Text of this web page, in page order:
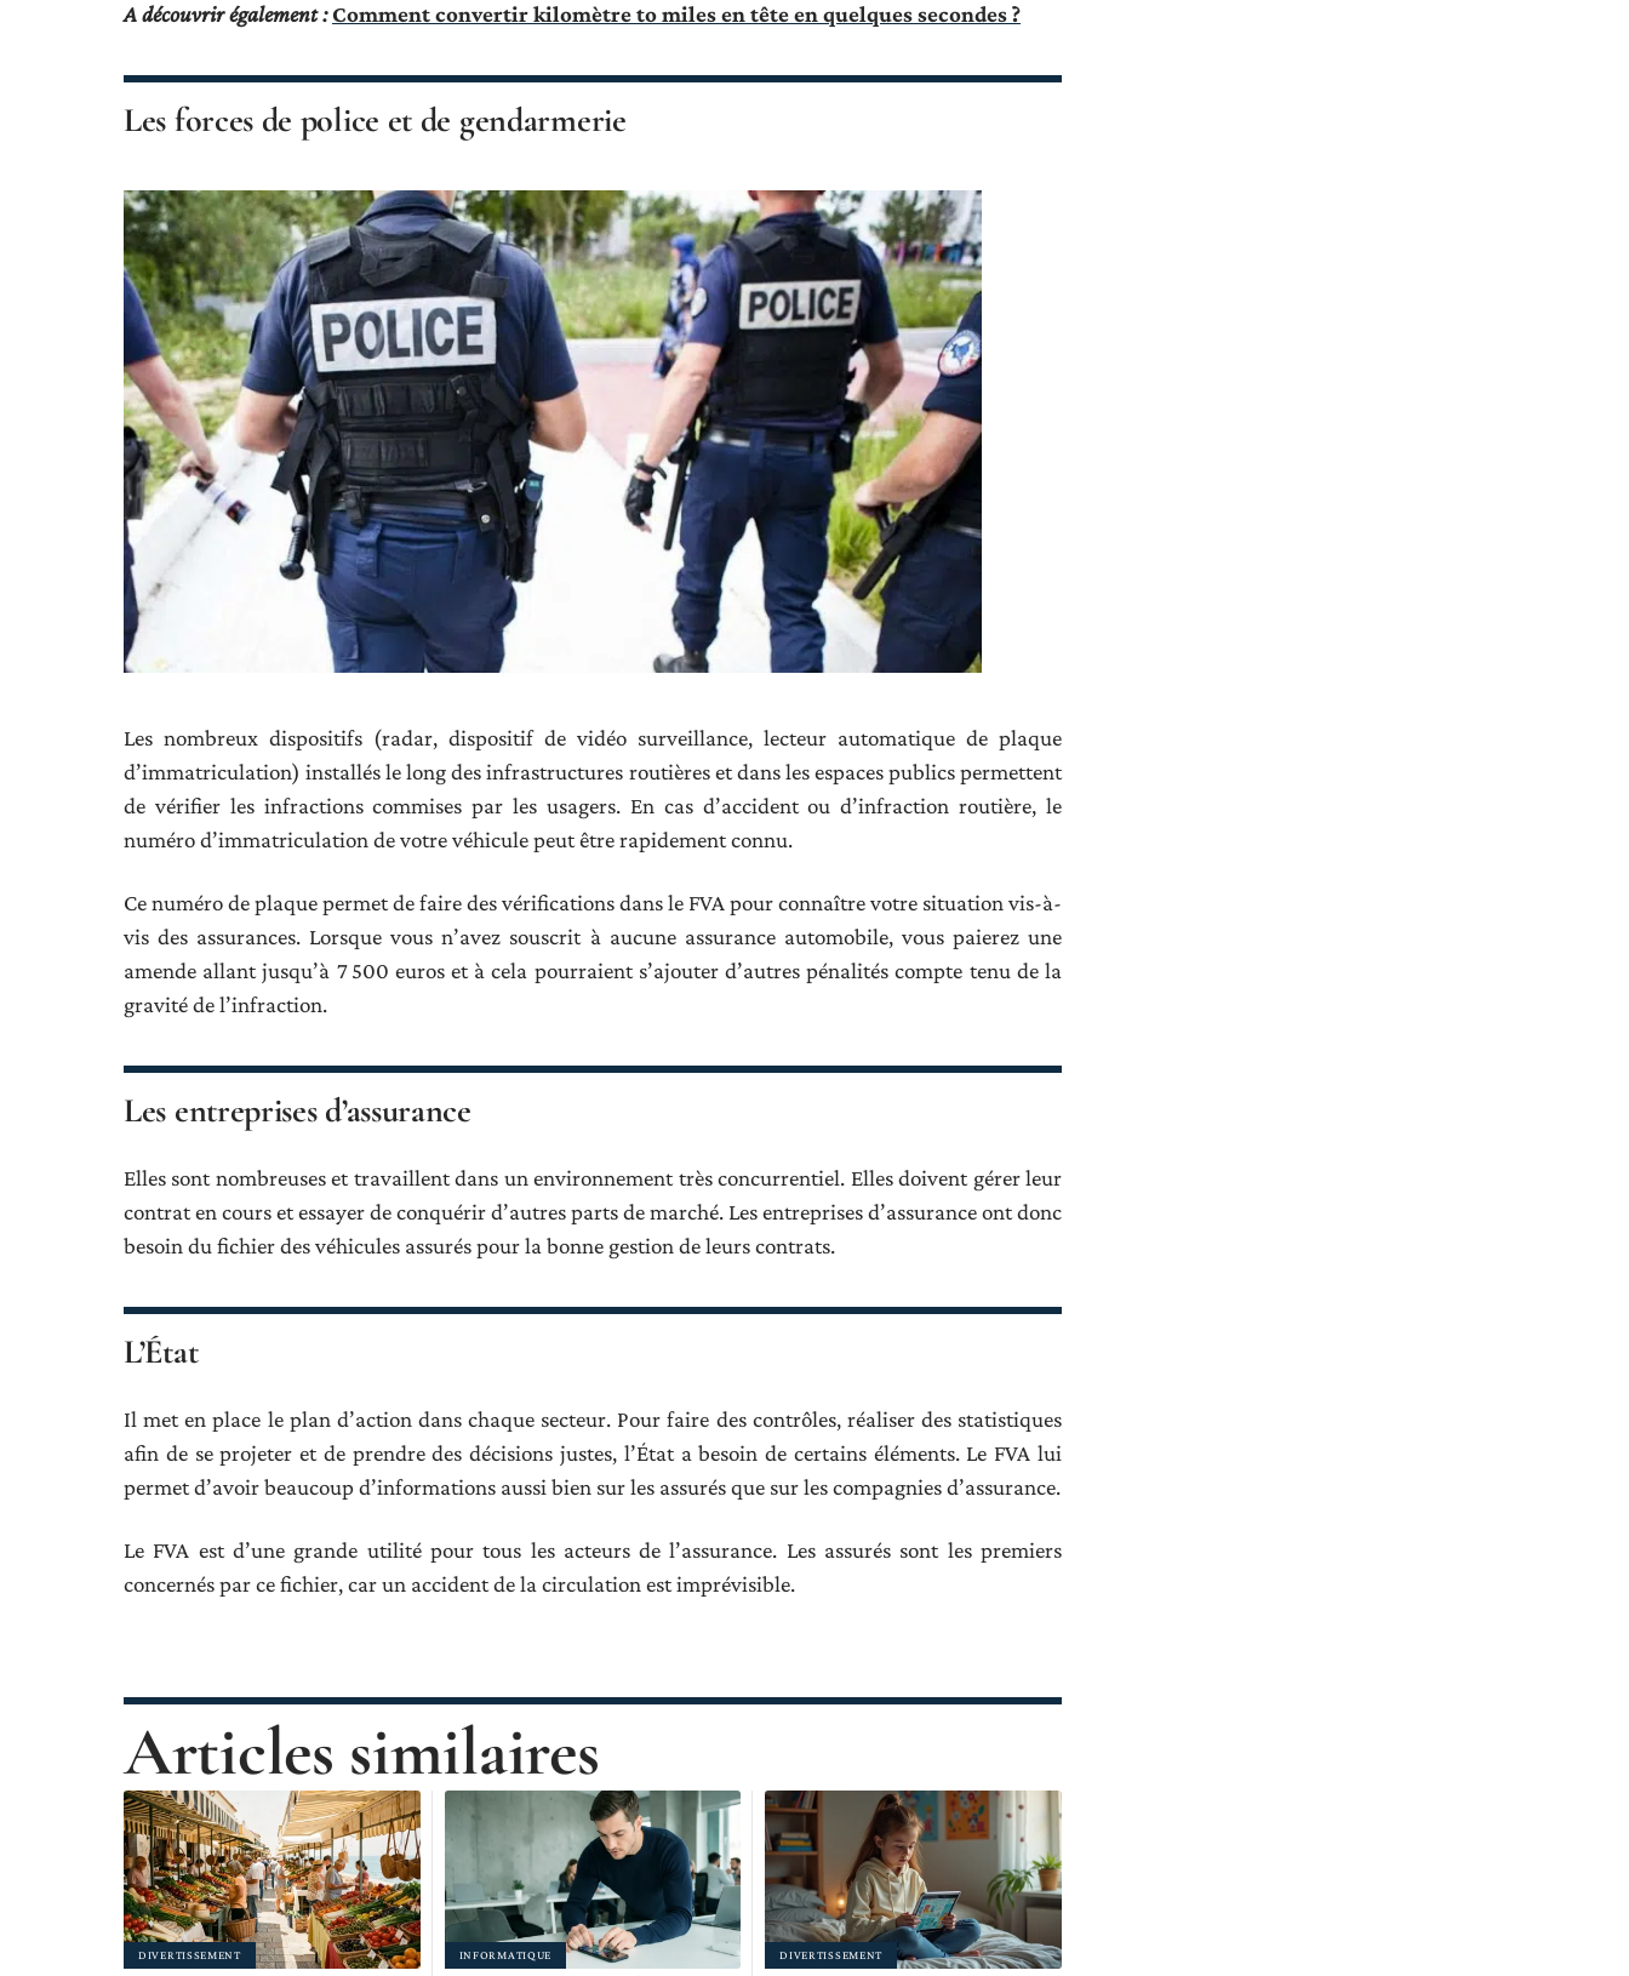
A découvrir également :Comment convertir kilomètre to miles en tête en quelques secondes ?
Les forces de police et de gendarmerie
Les nombreux dispositifs (radar, dispositif de vidéo surveillance, lecteur automatique de plaque
d’immatriculation) installés le long des infrastructures routières et dans les espaces publics permettent
de vérifier les infractions commises par les usagers. En cas d’accident ou d’infraction routière, le
numéro d’immatriculation de votre véhicule peut être rapidement connu.
Ce numéro de plaque permet de faire des vérifications dans le FVA pour connaître votre situation vis-à-
vis des assurances. Lorsque vous n’avez souscrit à aucune assurance automobile, vous paierez une
amende allant jusqu’à 7 500 euros et à cela pourraient s’ajouter d’autres pénalités compte tenu de la
gravité de l’infraction.
Les entreprises d’assurance
Elles sont nombreuses et travaillent dans un environnement très concurrentiel. Elles doivent gérer leur
contrat en cours et essayer de conquérir d’autres parts de marché. Les entreprises d’assurance ont donc
besoin du fichier des véhicules assurés pour la bonne gestion de leurs contrats.
L’État
Il met en place le plan d’action dans chaque secteur. Pour faire des contrôles, réaliser des statistiques
afin de se projeter et de prendre des décisions justes, l’État a besoin de certains éléments. Le FVA lui
permet d’avoir beaucoup d’informations aussi bien sur les assurés que sur les compagnies d’assurance.
Le FVA est d’une grande utilité pour tous les acteurs de l’assurance. Les assurés sont les premiers
concernés par ce fichier, car un accident de la circulation est imprévisible.
Articles similaires
DIVERTISSEMENT INFORMATIQUE DIVERTISSEMENT